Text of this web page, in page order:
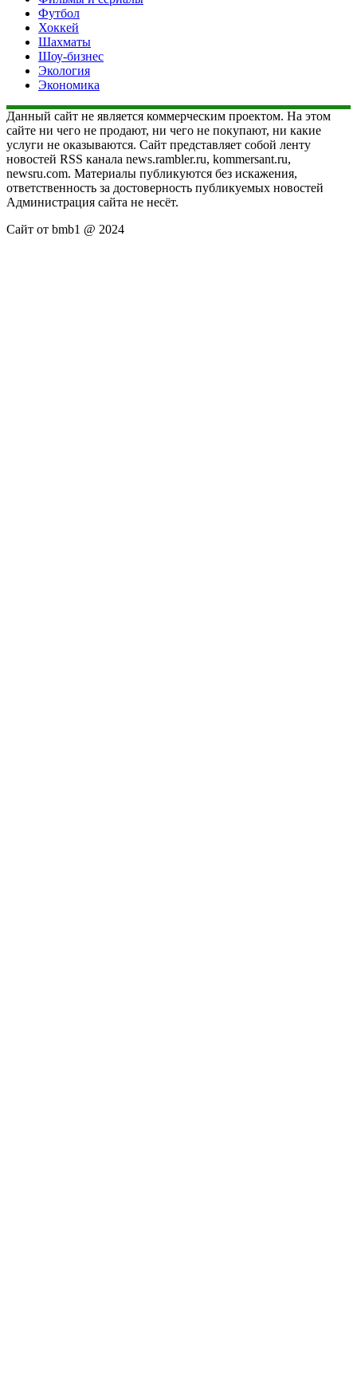
Футбол
Хоккей
Шахматы
Шоу-бизнес
Экология
Экономика
Данный сайт не является коммерческим проектом. На этом
сайте ни чего не продают, ни чего не покупают, ни какие
услуги не оказываются. Сайт представляет собой ленту
новостей RSS канала news.rambler.ru, kommersant.ru,
newsru.com. Материалы публикуются без искажения,
ответственность за достоверность публикуемых новостей
Администрация сайта не несёт.
Сайт от bmb1 @ 2024